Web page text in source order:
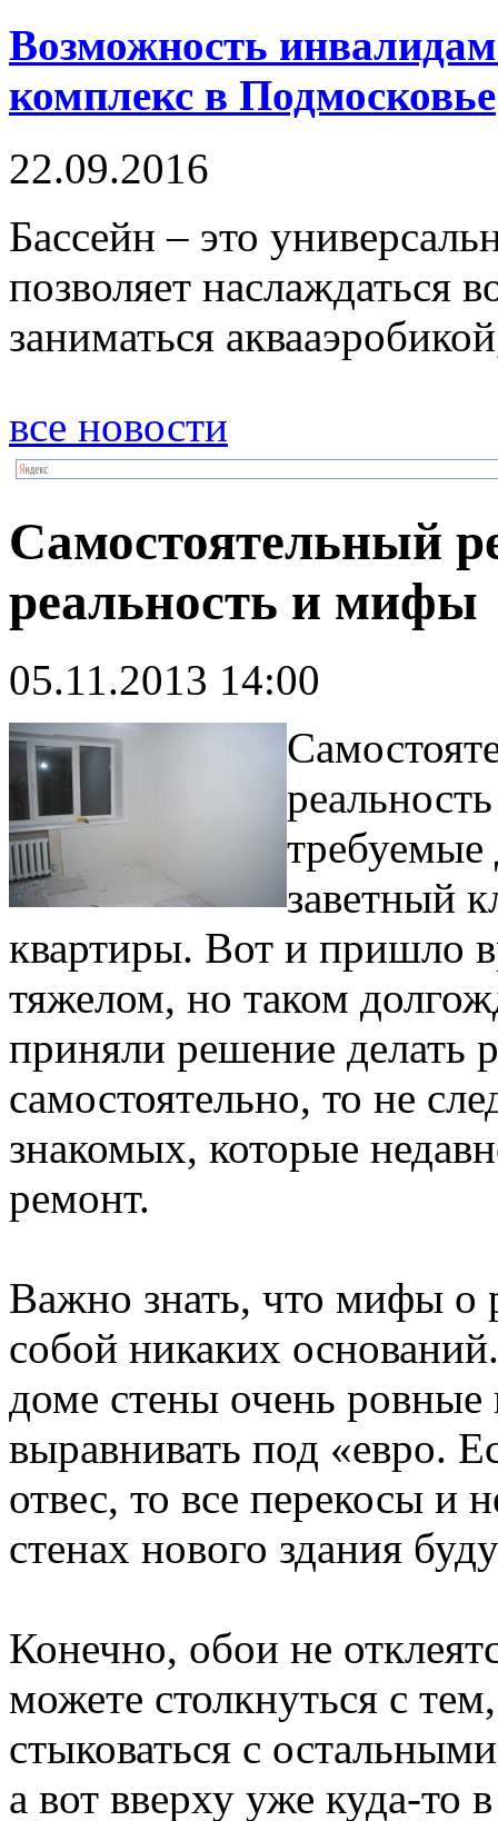
Возможность
комплекс в Подмосковье
22.09.2016
Бассейн – это
позволяет наслаждаться
заниматься
все новости
Самостоятельный
реальность и мифы
05.11.2013 14:00
требуемые
заветный
квартиры. Вот и пришло
тяжелом, но таком
приняли решение делать
самостоятельно, то не
знакомых, которые
ремонт.
Важно знать, что мифы о
собой никаких
доме стены очень
выравнивать под «евро.
отвес, то все перекосы и
стенах нового здания
Конечно, обои не
можете столкнуться с
стыковаться с
а вот вверху уже куда-то